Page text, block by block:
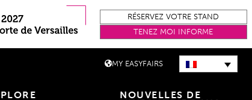
RÉSERVEZ VOTRE STAND
TENEZ MOI INFORME
MY EASYFAIRS
NOUVELLES DE